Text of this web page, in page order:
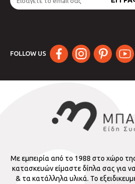
FOLLOW US
Με εμπειρία από το 1988 στο χώρο
κατασκευών είμαστε δίπλα σας για
& τα κατάλληλα υλικά. Το